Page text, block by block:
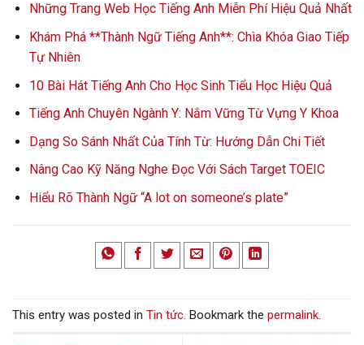
Những Trang Web Học Tiếng Anh Miễn Phí Hiệu Quả Nhất
Khám Phá **Thành Ngữ Tiếng Anh**: Chìa Khóa Giao Tiếp
Tự Nhiên
10 Bài Hát Tiếng Anh Cho Học Sinh Tiểu Học Hiệu Quả
Tiếng Anh Chuyên Ngành Y: Nắm Vững Từ Vựng Y Khoa
Dạng So Sánh Nhất Của Tính Từ: Hướng Dẫn Chi Tiết
Nâng Cao Kỹ Năng Nghe Đọc Với Sách Target TOEIC
Hiểu Rõ Thành Ngữ “A lot on someone’s plate”
This entry was posted in Tin tức. Bookmark the permalink.